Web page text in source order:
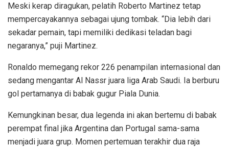
Meski kerap diragukan, pelatih Roberto Martinez tetap
mempercayakannya sebagai ujung tombak. “Dia lebih dari
sekadar pemain, tapi memiliki dedikasi teladan bagi
negaranya,” puji Martinez.
Ronaldo memegang rekor 226 penampilan internasional dan
sedang mengantar Al Nassr juara liga Arab Saudi. Ia berburu
gol pertamanya di babak gugur Piala Dunia.
Kemungkinan besar, dua legenda ini akan bertemu di babak
perempat final jika Argentina dan Portugal sama-sama
menjadi juara grup. Momen pertemuan terakhir dua raja